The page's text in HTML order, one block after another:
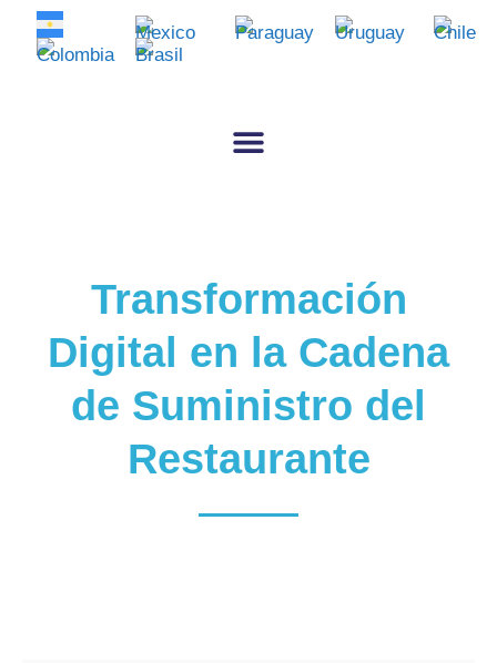
Transformación
Digital en la Cadena
de Suministro del
Restaurante